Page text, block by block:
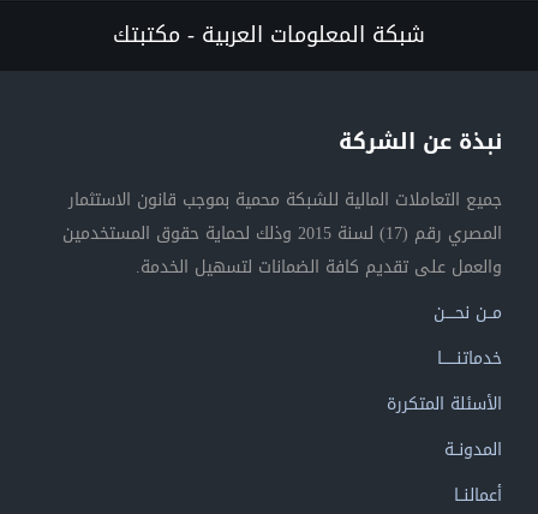
شبكة المعلومات العربية - مكتبتك
نبذة عن الشركة
جميع التعاملات المالية للشبكة محمية بموجب قانون الاستثمار
المصري رقم (17) لسنة 2015 وذلك لحماية حقوق المستخدمين
والعمل على تقديم كافة الضمانات لتسهيل الخدمة.
مــن نحــــن
خدماتنــــــا
الأسئلة المتكررة
المدونــة
أعمالنــا